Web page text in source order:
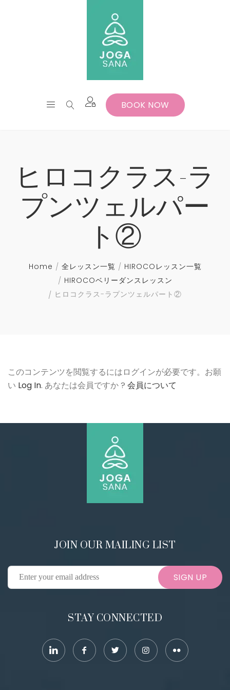
BOOK NOW
ヒロコクラス-ラ
プンツェルパー
ト②
Home 全レッスン一覧
HIROCOレッスン一覧
HIROCOベリーダンスレッスン
ヒロコクラス-ラプンツェルパート②
このコンテンツを閲覧するにはログインが必要です。お願
い Log In. あなたは会員ですか ? 会員について
JOIN OUR MAILING LIST
SIGN UP
STAY CONNECTED